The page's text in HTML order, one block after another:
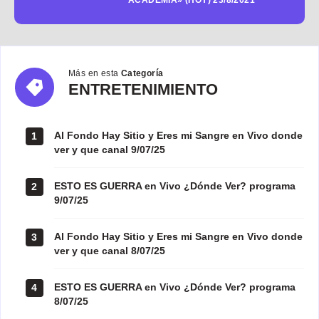
Más en esta Categoría
ENTRETENIMIENTO
ENTRETENIMIENTO
1
Al Fondo Hay Sitio y Eres mi Sangre en Vivo donde
ver y que canal 9/07/25
2
ESTO ES GUERRA en Vivo ¿Dónde Ver? programa
9/07/25
3
Al Fondo Hay Sitio y Eres mi Sangre en Vivo donde
ver y que canal 8/07/25
4
ESTO ES GUERRA en Vivo ¿Dónde Ver? programa
8/07/25